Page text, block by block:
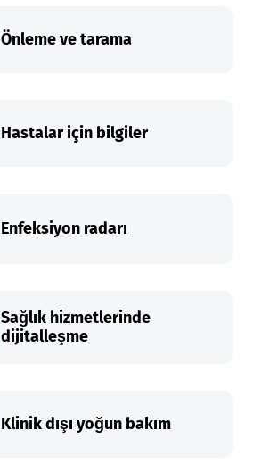
Önleme ve tarama
Hastalar için bilgiler
Enfeksiyon radarı
Sağlık hizmetlerinde
dijitalleşme
Klinik dışı yoğun bakım